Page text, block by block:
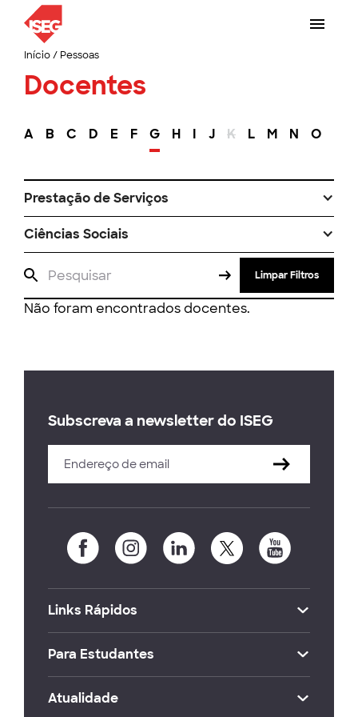
Início/ Pessoas
Docentes
A B C D E F G H I J K L M N O
Prestação de Serviços
Ciências Sociais
Limpar Filtros
Não foram encontrados docentes.
Subscreva a newsletter do ISEG
Links Rápidos
Para Estudantes
Atualidade